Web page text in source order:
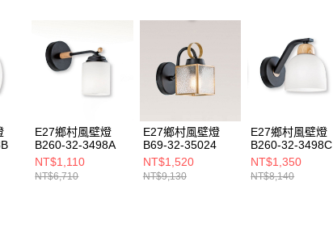
E27鄉村風壁燈
B260-32-3498A
NT$1,110
NT$6,710
E27鄉村風壁燈
B69-32-35024
NT$1,520
NT$9,130
E27鄉村風壁燈
B260-32-3498C
NT$1,350
NT$8,140